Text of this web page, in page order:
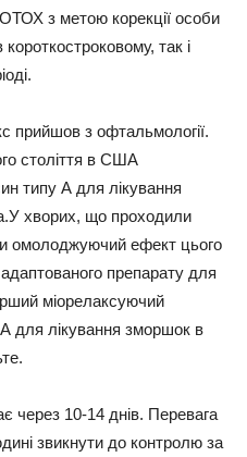
з метою корекції особи
так і
прийшов з офтальмології.
століття в США
типу А для лікування
хворих, що проходили
омолоджуючий ефект цього
препарату для
міорелаксуючий
для лікування зморшок в
через 10-14 днів. Перевага
звикнути до контролю за